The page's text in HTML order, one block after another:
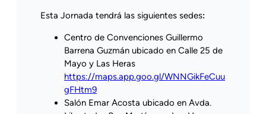
Esta Jornada tendrá las siguientes sedes:
Centro de Convenciones Guillermo
Barrena Guzmán ubicado en Calle 25 de
Mayo y Las Heras
https://maps.app.goo.gl/WNNGikFeCuu
gFHtm9
Salón Emar Acosta ubicado en Avda.